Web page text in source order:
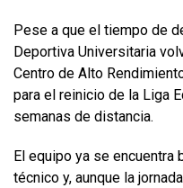
Pese a que el tiempo de
Deportiva Universitaria
Centro de Alto
para el reinicio de la Liga
semanas de distancia.
El equipo ya se
técnico y, aunque la